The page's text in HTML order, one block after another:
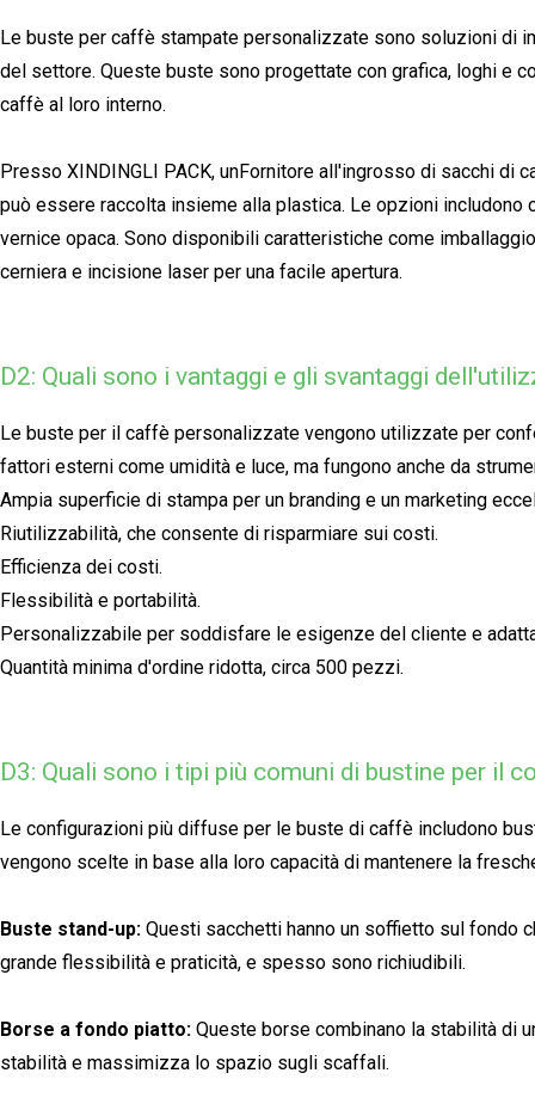
Le buste per caffè stampate personalizzate sono soluzioni di
del settore. Queste buste sono progettate con grafica, loghi e
caffè al loro interno.
Presso XINDINGLI PACK, unFornitore all'ingrosso di sacchi di
può essere raccolta insieme alla plastica. Le opzioni includono
vernice opaca. Sono disponibili caratteristiche come
cerniera e incisione laser per una facile apertura.
D2: Quali sono i vantaggi e gli svantaggi
Le buste per il caffè personalizzate vengono utilizzate per
fattori esterni come umidità e luce, ma fungono anche da
Ampia superficie di stampa per un branding e un marketing
Riutilizzabilità, che consente di risparmiare sui costi.
Efficienza dei costi.
Flessibilità e portabilità.
Personalizzabile per soddisfare le esigenze del cliente e
Quantità minima d'ordine ridotta, circa 500 pezzi.
D3: Quali sono i tipi più comuni di bustine per il
Le configurazioni più diffuse per le buste di caffè includono
vengono scelte in base alla loro capacità di mantenere la
Buste stand-up: Questi sacchetti hanno un soffietto sul fondo
grande flessibilità e praticità, e spesso sono richiudibili.
Borse a fondo piatto: Queste borse combinano la stabilità di
stabilità e massimizza lo spazio sugli scaffali.